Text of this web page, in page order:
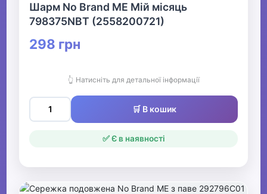
Шарм No Brand ME Мій місяць
798375NBT (2558200721)
298 грн
👆 Натисніть для детальної інформації
🛒 В кошик
✅ Є в наявності